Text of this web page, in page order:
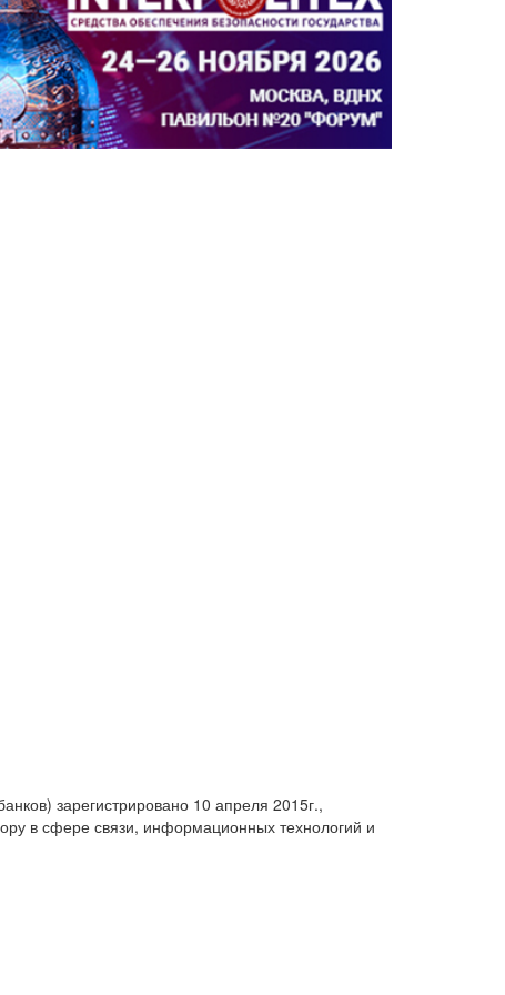
зарегистрировано 10 апреля 2015г.,
в сфере связи, информационных технологий и